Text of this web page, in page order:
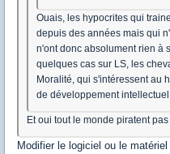
Ouais, les hypocrites qui
depuis des années mais qui
n'ont donc absolument rien à
quelques cas sur LS, les
Moralité, qui s'intéressent au
de développement
Et oui tout le monde piratent
Modifier le logiciel ou le